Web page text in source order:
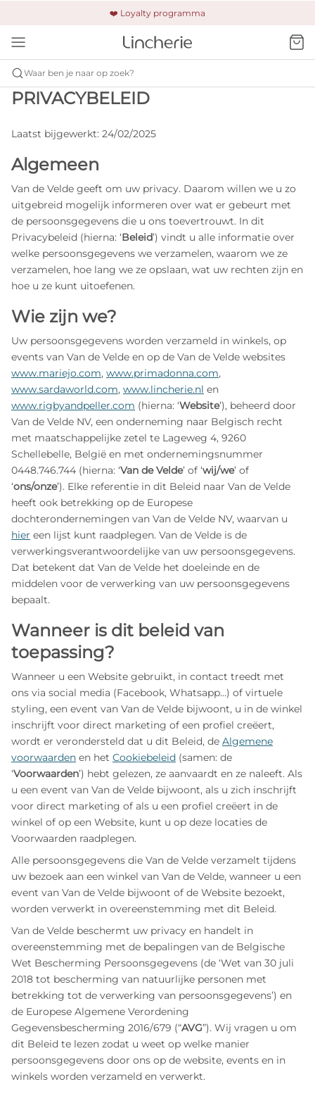
❤️ Loyalty programma
🚚 Gratis verzending & retour
🔒 Altijd veilig betalen
Waar ben je naar op zoek?
PRIVACYBELEID
Laatst bijgewerkt: 24/02/2025
Algemeen
Van de Velde geeft om uw privacy. Daarom willen we u zo
uitgebreid mogelijk informeren over wat er gebeurt met
de persoonsgegevens die u ons toevertrouwt. In dit
Privacybeleid (hierna: ‘Beleid’) vindt u alle informatie over
welke persoonsgegevens we verzamelen, waarom we ze
verzamelen, hoe lang we ze opslaan, wat uw rechten zijn en
hoe u ze kunt uitoefenen.
Wie zijn we?
Uw persoonsgegevens worden verzameld in winkels, op
events van Van de Velde en op de Van de Velde websites
www.mariejo.com, www.primadonna.com,
www.sardaworld.com, www.lincherie.nl en
www.rigbyandpeller.com (hierna: ‘Website’), beheerd door
Van de Velde NV, een onderneming naar Belgisch recht
met maatschappelijke zetel te Lageweg 4, 9260
Schellebelle, België en met ondernemingsnummer
0448.746.744 (hierna: ‘Van de Velde’ of ‘wij/we’ of
‘ons/onze’). Elke referentie in dit Beleid naar Van de Velde
heeft ook betrekking op de Europese
dochterondernemingen van Van de Velde NV, waarvan u
hier een lijst kunt raadplegen. Van de Velde is de
verwerkingsverantwoordelijke van uw persoonsgegevens.
Dat betekent dat Van de Velde het doeleinde en de
middelen voor de verwerking van uw persoonsgegevens
bepaalt.
Wanneer is dit beleid van
toepassing?
Wanneer u een Website gebruikt, in contact treedt met
ons via social media (Facebook, Whatsapp...) of virtuele
styling, een event van Van de Velde bijwoont, u in de winkel
inschrijft voor direct marketing of een profiel creëert,
wordt er verondersteld dat u dit Beleid, de Algemene
voorwaarden en het Cookiebeleid (samen: de
‘Voorwaarden’) hebt gelezen, ze aanvaardt en ze naleeft. Als
u een event van Van de Velde bijwoont, als u zich inschrijft
voor direct marketing of als u een profiel creëert in de
winkel of op een Website, kunt u op deze locaties de
Voorwaarden raadplegen.
Alle persoonsgegevens die Van de Velde verzamelt tijdens
uw bezoek aan een winkel van Van de Velde, wanneer u een
event van Van de Velde bijwoont of de Website bezoekt,
worden verwerkt in overeenstemming met dit Beleid.
Van de Velde beschermt uw privacy en handelt in
overeenstemming met de bepalingen van de Belgische
Wet Bescherming Persoonsgegevens (de ‘Wet van 30 juli
2018 tot bescherming van natuurlijke personen met
betrekking tot de verwerking van persoonsgegevens’) en
de Europese Algemene Verordening
Gegevensbescherming 2016/679 (“AVG”). Wij vragen u om
dit Beleid te lezen zodat u weet op welke manier
persoonsgegevens door ons op de website, events en in
winkels worden verzameld en verwerkt.